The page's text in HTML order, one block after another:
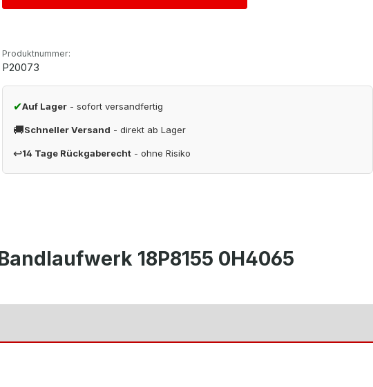
Produktnummer:
P20073
✔Auf Lager - sofort versandfertig
🚚Schneller Versand - direkt ab Lager
↩14 Tage Rückgaberecht - ohne Risiko
18P8155 0H4065